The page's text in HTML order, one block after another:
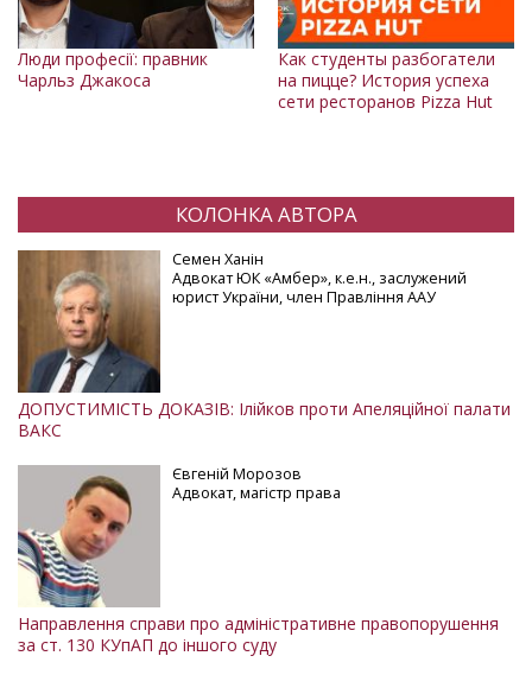
Люди професії: правник
Чарльз Джакоса
Как студенты разбогатели
на пицце? История успеха
сети ресторанов Pizza Hut
КОЛОНКА АВТОРА
Семен Ханін
Адвокат ЮК «Амбер», к.е.н., заслужений
юрист України, член Правління ААУ
ДОПУСТИМІСТЬ ДОКАЗІВ: Ілійков проти Апеляційної палати
ВАКС
Євгеній Морозов
Адвокат, магістр права
Направлення справи про адміністративне правопорушення
за ст. 130 КУпАП до іншого суду